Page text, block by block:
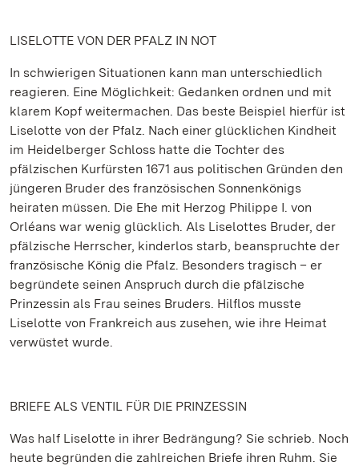
LISELOTTE VON DER PFALZ IN NOT
In schwierigen Situationen kann man unterschiedlich
reagieren. Eine Möglichkeit: Gedanken ordnen und mit
klarem Kopf weitermachen. Das beste Beispiel hierfür ist
Liselotte von der Pfalz. Nach einer glücklichen Kindheit
im Heidelberger Schloss hatte die Tochter des
pfälzischen Kurfürsten 1671 aus politischen Gründen den
jüngeren Bruder des französischen Sonnenkönigs
heiraten müssen. Die Ehe mit Herzog Philippe I. von
Orléans war wenig glücklich. Als Liselottes Bruder, der
pfälzische Herrscher, kinderlos starb, beanspruchte der
französische König die Pfalz. Besonders tragisch – er
begründete seinen Anspruch durch die pfälzische
Prinzessin als Frau seines Bruders. Hilflos musste
Liselotte von Frankreich aus zusehen, wie ihre Heimat
verwüstet wurde.
BRIEFE ALS VENTIL FÜR DIE PRINZESSIN
Was half Liselotte in ihrer Bedrängung? Sie schrieb. Noch
heute begründen die zahlreichen Briefe ihren Ruhm. Sie